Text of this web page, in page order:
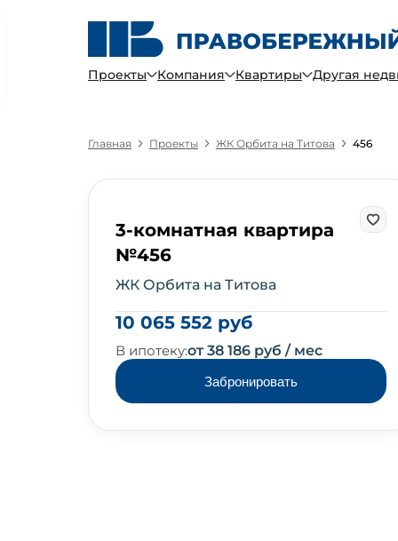
Проекты Компания Квартиры Другая
Главная Проекты ЖК Орбита на Титова 456
3-комнатная квартира
№456
ЖК Орбита на Титова
10 065 552 руб
В ипотеку:от 38 186 руб / мес
Забронировать